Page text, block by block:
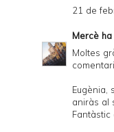
21 de
Mercè ha
Moltes
Eugènia,
aniràs al
Fantàstic